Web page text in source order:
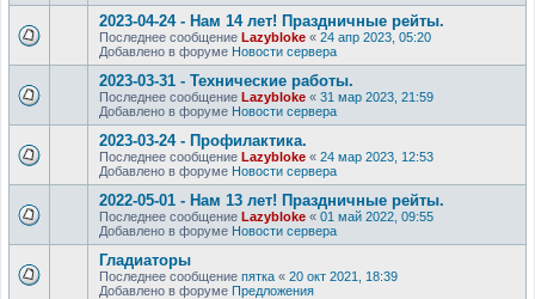
2023-04-24 - Нам 14 лет! Праздничные рейты.
Последнее сообщение Lazybloke « 24 апр 2023, 05:20
Добавлено в форуме Новости сервера
2023-03-31 - Технические работы.
Последнее сообщение Lazybloke « 31 мар 2023, 21:59
Добавлено в форуме Новости сервера
2023-03-24 - Профилактика.
Последнее сообщение Lazybloke « 24 мар 2023, 12:53
Добавлено в форуме Новости сервера
2022-05-01 - Нам 13 лет! Праздничные рейты.
Последнее сообщение Lazybloke « 01 май 2022, 09:55
Добавлено в форуме Новости сервера
Гладиаторы
Последнее сообщение пятка « 20 окт 2021, 18:39
Добавлено в форуме Предложения